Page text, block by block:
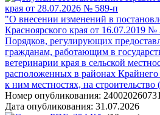
края от 28.07.2026 № 589-п
"О внесении изменений в
Красноярского края от 16.07.2019
Порядков, регулирующих
гражданам, работающим в
ветеринарии края в сельской
расположенных в районах
к ним местностях, на
Номер опубликования:
Дата опубликования: 31.07.2026